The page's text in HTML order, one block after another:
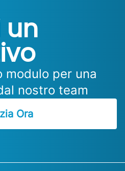
un
modulo per una
nostro team
Ora